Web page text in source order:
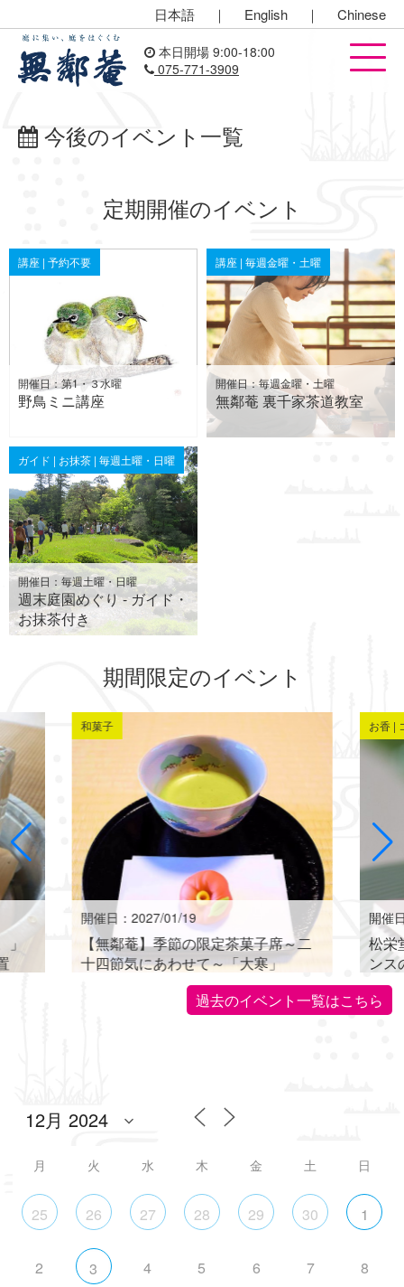
日本語 ｜ English ｜ Chinese
本日開場 9:00-18:00
075-771-3909
今後のイベント一覧
定期開催のイベント
講座 | 予約不要
開催日：第1・３水曜
野鳥ミニ講座
講座 | 毎週金曜・土曜
開催日：毎週金曜・土曜
無鄰菴 裏千家茶道教室
ガイド | お抹茶 | 毎週土曜・日曜
開催日：毎週土曜・日曜
週末庭園めぐり - ガイド・
お抹茶付き
期間限定のイベント
和菓子
開催日：2027/01/19
【無鄰菴】季節の限定茶菓子席～二
十四節気にあわせて～「大寒」
お香 |
開催
松栄
ンス
世界
過去のイベント一覧はこちら
月 火 水 木 金 土 日
25 26 27 28 29 30 1
2 3 4 5 6 7 8